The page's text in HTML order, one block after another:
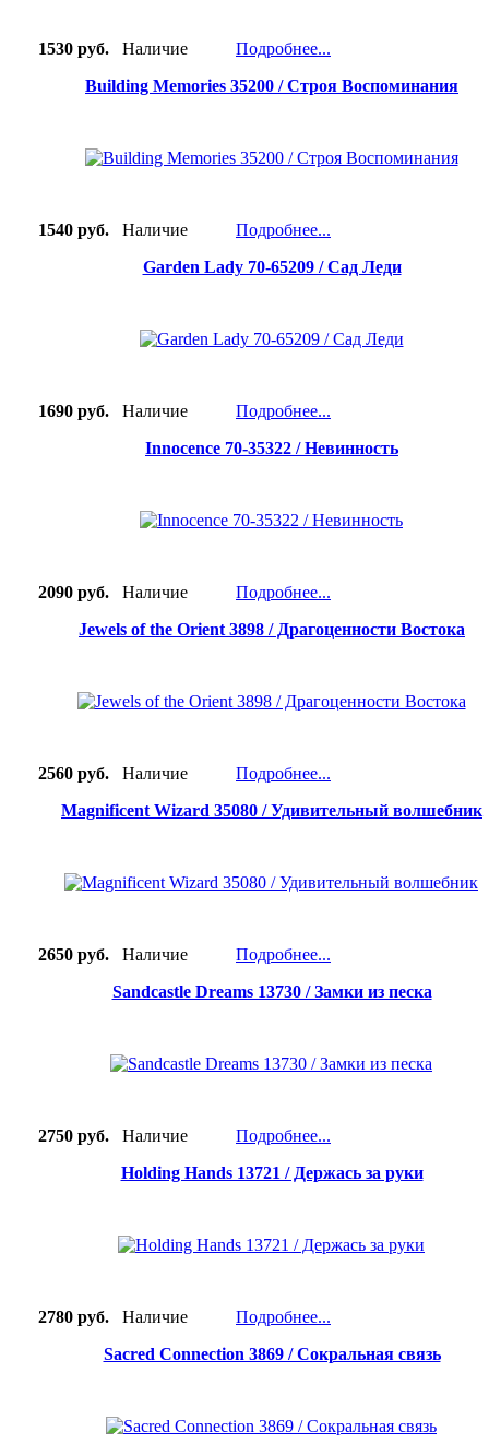
1530 руб. Наличие
Подробнее...
Building Memories 35200 / Строя Воспоминания
1540 руб. Наличие
Подробнее...
Garden Lady 70-65209 / Сад Леди
1690 руб. Наличие
Подробнее...
Innocence 70-35322 / Невинность
2090 руб. Наличие
Подробнее...
Jewels of the Orient 3898 / Драгоценности Востока
2560 руб. Наличие
Подробнее...
Magnificent Wizard 35080 / Удивительный волшебник
2650 руб. Наличие
Подробнее...
Sandcastle Dreams 13730 / Замки из песка
2750 руб. Наличие
Подробнее...
Holding Hands 13721 / Держась за руки
2780 руб. Наличие
Подробнее...
Sacred Connection 3869 / Сокральная связь